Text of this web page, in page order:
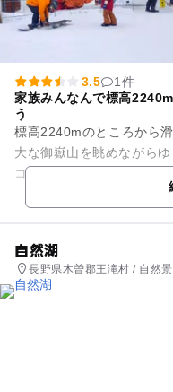
3.5
1件
家族みんなんで標高
う
標高2240mのところから
大な御嶽山を眺めながら
コース。家族でゆっくり
自然湖
長野県木曽郡王滝村 / 自然